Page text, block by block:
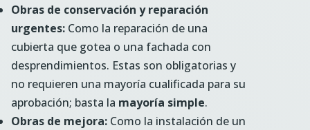
Obras de conservación y reparación
urgentes: Como la reparación de una
cubierta que gotea o una fachada con
desprendimientos. Estas son obligatorias y
no requieren una mayoría cualificada para su
aprobación; basta la mayoría simple.
Obras de mejora: Como la instalación de un